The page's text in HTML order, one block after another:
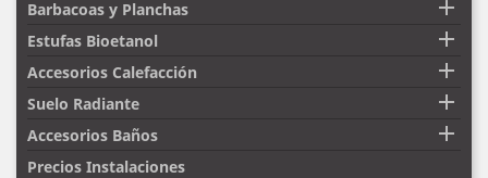
Barbacoas y Planchas 
Estufas Bioetanol 
Accesorios Calefacción 
Suelo Radiante 
Accesorios Baños 
Precios Instalaciones